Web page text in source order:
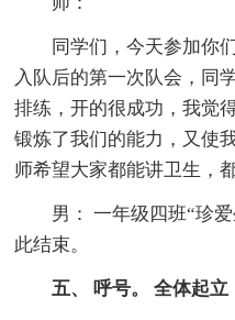
同学们，今天参加你们
入队后的第一次队会，同
排练，开的很成功，我觉
锻炼了我们的能力，又使
师希望大家都能讲卫生，
男： 一年级四班“珍爱
此结束。
五、 呼号。 全体起立